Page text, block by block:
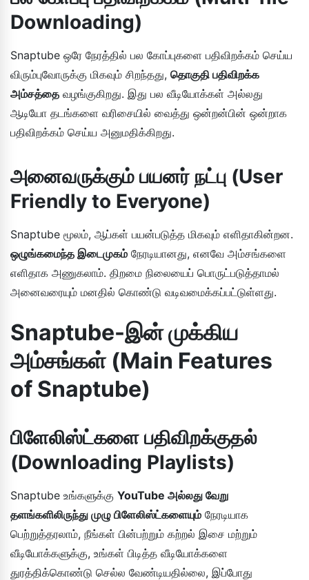
Downloading)
Snaptube ஒரே நேரத்தில் பல கோப்புகளை பதிவிறக்கம் செய்ய
விரும்புவோருக்கு மிகவும் சிறந்தது, தொகுதி பதிவிறக்க
அம்சத்தை வழங்குகிறது. இது பல வீடியோக்கள் அல்லது
ஆடியோ தடங்களை வரிசையில் வைத்து ஒன்றன்பின் ஒன்றாக
பதிவிறக்கம் செய்ய அனுமதிக்கிறது.
அனைவருக்கும் பயனர் நட்பு (User
Friendly to Everyone)
Snaptube மூலம், ஆப்கள் பயன்படுத்த மிகவும் எளிதாகின்றன.
ஒழுங்கமைந்த இடைமுகம் நேரடியானது, எனவே அம்சங்களை
எளிதாக அணுகலாம். திறமை நிலையைப் பொருட்படுத்தாமல்
அனைவரையும் மனதில் கொண்டு வடிவமைக்கப்பட்டுள்ளது.
Snaptube-இன் முக்கிய
அம்சங்கள் (Main Features
of Snaptube)
பிளேலிஸ்ட்களை பதிவிறக்குதல்
(Downloading Playlists)
Snaptube உங்களுக்கு YouTube அல்லது வேறு
தளங்களிலிருந்து முழு பிளேலிஸ்ட்களையும் நேரடியாக
பெற்றுத்தரலாம், நீங்கள் பின்பற்றும் கற்றல் இசை மற்றும்
வீடியோக்களுக்கு, உங்கள் பிடித்த வீடியோக்களை
துரத்திக்கொண்டு செல்ல வேண்டியதில்லை, இப்போது